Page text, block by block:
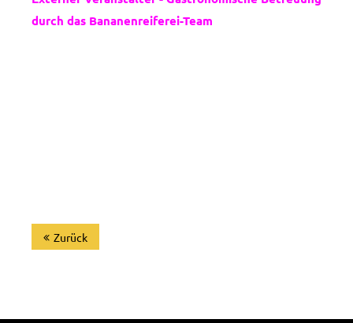
durch das Bananenreiferei-Team
Zurück